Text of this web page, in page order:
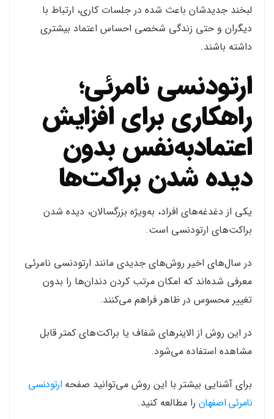
لبخند جدیدشان باعث شده در جلسات کاری، ارتباط با
دیگران و حتی زندگی شخصی احساس اعتماد بیشتری
داشته باشند.
ارتودنسی نامرئی؛
راهکاری برای افزایش
اعتمادبه‌نفس بدون
دیده شدن براکت‌ها
یکی از دغدغه‌های افراد، به‌ویژه بزرگسالان، دیده شدن
براکت‌های ارتودنسی است.
در سال‌های اخیر روش‌های جدیدی مانند ارتودنسی نامرئی
معرفی شده‌اند که امکان مرتب کردن دندان‌ها را بدون
تغییر محسوس در ظاهر فراهم می‌کنند.
در این روش از الاینرهای شفاف یا براکت‌های کمتر قابل
مشاهده استفاده می‌شود.
برای آشنایی بیشتر با این روش می‌توانید صفحهارتودنسی
نامرئی اصفهانرا مطالعه کنید.